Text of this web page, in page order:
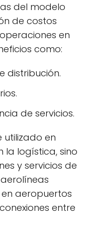
del modelo
de costos
en
como:
distribución.
de servicios.
utilizado en
la logística, sino
y servicios de
aeropuertos
entre